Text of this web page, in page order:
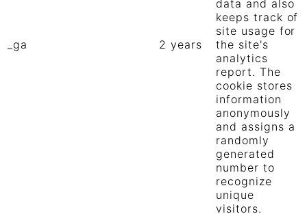
_ga 2 years
data and also
keeps track of
site usage for
the site's
analytics
report. The
cookie stores
information
anonymously
and assigns a
randomly
generated
number to
recognize
unique
visitors.